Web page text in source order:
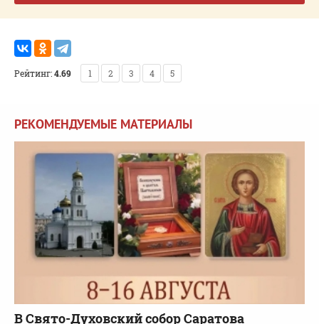
Рейтинг:4.69 1 2 3 4 5
РЕКОМЕНДУЕМЫЕ МАТЕРИАЛЫ
В Свято-Духовский собор Саратова